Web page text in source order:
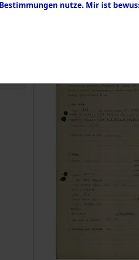
0001
nutze. Mir ist